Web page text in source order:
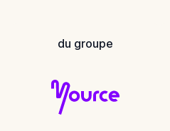
du groupe